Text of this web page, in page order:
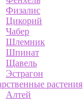
Физалис
Цикорий
Чабер
Шлемник
Шпинат
Щавель
Эстрагон
растения
Алтей